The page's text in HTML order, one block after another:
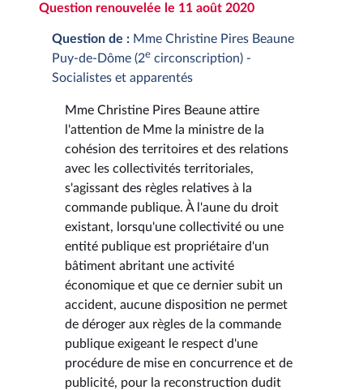
Question renouvelée le 11 août 2020
Question de : Mme Christine Pires Beaune
Puy-de-Dôme (2e circonscription) -
Socialistes et apparentés
Mme Christine Pires Beaune attire
l'attention de Mme la ministre de la
cohésion des territoires et des relations
avec les collectivités territoriales,
s'agissant des règles relatives à la
commande publique. À l'aune du droit
existant, lorsqu'une collectivité ou une
entité publique est propriétaire d'un
bâtiment abritant une activité
économique et que ce dernier subit un
accident, aucune disposition ne permet
de déroger aux règles de la commande
publique exigeant le respect d'une
procédure de mise en concurrence et de
publicité, pour la reconstruction dudit